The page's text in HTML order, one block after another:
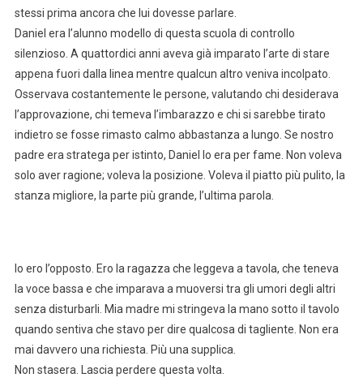
stessi prima ancora che lui dovesse parlare.
Daniel era l’alunno modello di questa scuola di controllo
silenzioso. A quattordici anni aveva già imparato l’arte di stare
appena fuori dalla linea mentre qualcun altro veniva incolpato.
Osservava costantemente le persone, valutando chi desiderava
l’approvazione, chi temeva l’imbarazzo e chi si sarebbe tirato
indietro se fosse rimasto calmo abbastanza a lungo. Se nostro
padre era stratega per istinto, Daniel lo era per fame. Non voleva
solo aver ragione; voleva la posizione. Voleva il piatto più pulito, la
stanza migliore, la parte più grande, l’ultima parola.
Io ero l’opposto. Ero la ragazza che leggeva a tavola, che teneva
la voce bassa e che imparava a muoversi tra gli umori degli altri
senza disturbarli. Mia madre mi stringeva la mano sotto il tavolo
quando sentiva che stavo per dire qualcosa di tagliente. Non era
mai davvero una richiesta. Più una supplica.
Non stasera. Lascia perdere questa volta.